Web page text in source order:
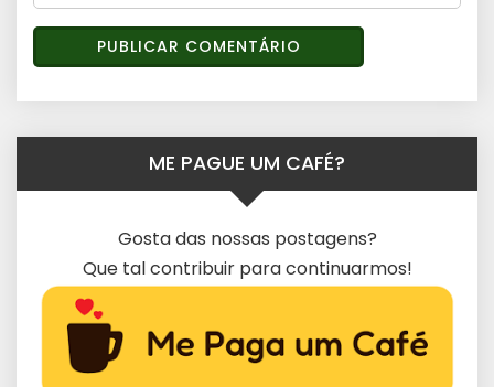
ME PAGUE UM CAFÉ?
Gosta das nossas postagens?
Que tal contribuir para continuarmos!